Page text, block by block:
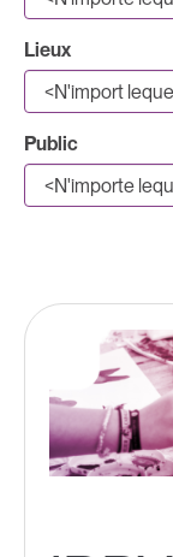
Lieux
Public